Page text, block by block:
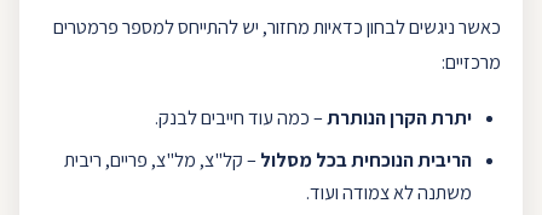
כאשר ניגשים לבחון כדאיות מחזור, יש להתייחס למספר פרמטרים
מרכזיים:
יתרת הקרן הנותרת– כמה עוד חייבים לבנק.
הריבית הנוכחית בכל מסלול –קל"צ, מל"צ, פריים, ריבית
משתנהלא צמודה ועוד.